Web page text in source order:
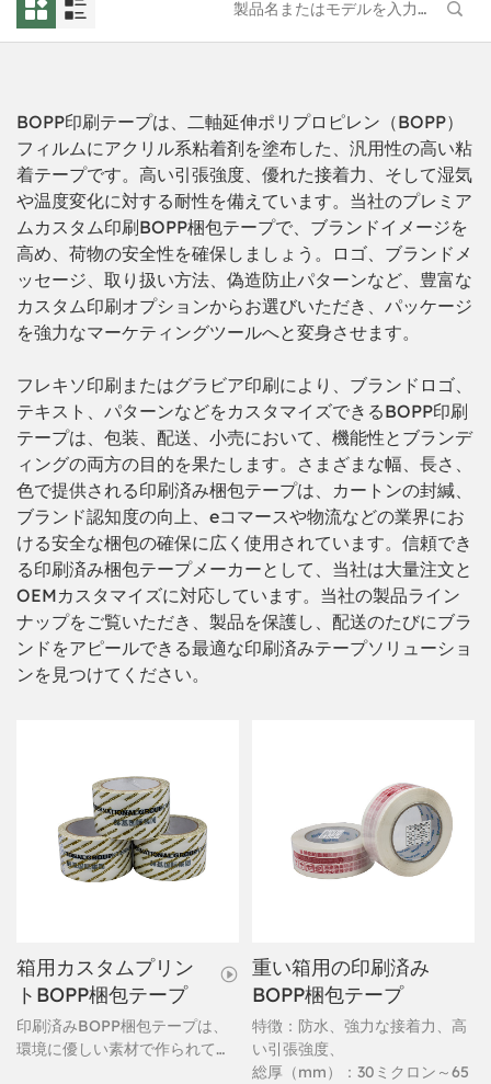
BOPP印刷テープは、二軸延伸ポリプロピレン（BOPP）
フィルムにアクリル系粘着剤を塗布した、汎用性の高い粘
着テープです。高い引張強度、優れた接着力、そして湿気
や温度変化に対する耐性を備えています。当社のプレミア
ムカスタム印刷BOPP梱包テープで、ブランドイメージを
高め、荷物の安全性を確保しましょう。ロゴ、ブランドメ
ッセージ、取り扱い方法、偽造防止パターンなど、豊富な
カスタム印刷オプションからお選びいただき、パッケージ
を強力なマーケティングツールへと変身させます。
フレキソ印刷またはグラビア印刷により、ブランドロゴ、
テキスト、パターンなどをカスタマイズできるBOPP印刷
テープは、包装、配送、小売において、機能性とブランデ
ィングの両方の目的を果たします。さまざまな幅、長さ、
色で提供される印刷済み梱包テープは、カートンの封緘、
ブランド認知度の向上、eコマースや物流などの業界にお
ける安全な梱包の確保に広く使用されています。信頼でき
る印刷済み梱包テープメーカーとして、当社は大量注文と
OEMカスタマイズに対応しています。当社の製品ライン
ナップをご覧いただき、製品を保護し、配送のたびにブラ
ンドをアピールできる最適な印刷済みテープソリューショ
ンを見つけてください。
箱用カスタムプリン
トBOPP梱包テープ
印刷済みBOPP梱包テープは、
環境に優しい素材で作られてお
重い箱用の印刷済み
BOPP梱包テープ
特徴：防水、強力な接着力、高
い引張強度、
総厚（mm）：30ミクロン～65